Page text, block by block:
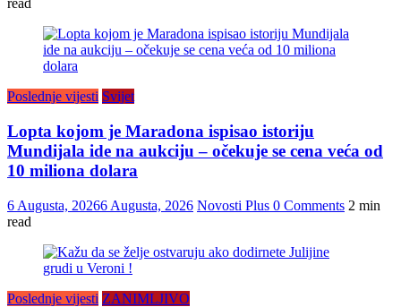
read
Poslednje vijesti Svijet
Lopta kojom je Maradona ispisao istoriju
Mundijala ide na aukciju – očekuje se cena veća od
10 miliona dolara
6 Augusta, 20266 Augusta, 2026 Novosti Plus 0 Comments 2 min
read
Poslednje vijesti ZANIMLJIVO